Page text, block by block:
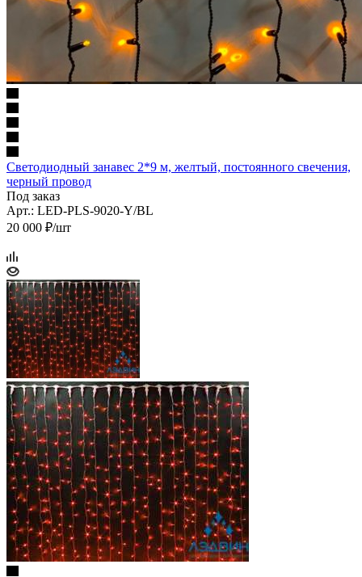
Светодиодный занавес 2*9 м, желтый, постоянного свечения,
черный провод
Под заказ
Арт.: LED-PLS-9020-Y/BL
20 000 ₽/шт